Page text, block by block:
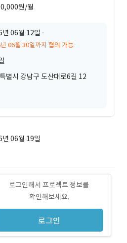
원/월
년 06월 12일
06월 30일까지 협의 가능
별시 강남구 도산대로6길 12
년 06월 19일
로그인해서 프로젝트 정보를
확인해보세요.
로그인